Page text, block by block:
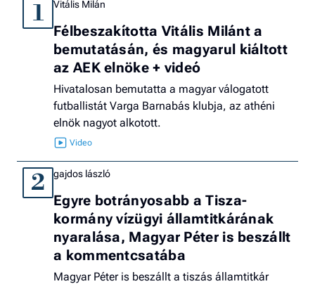
1 Vitális Milán
Félbeszakította Vitális Milánt a
bemutatásán, és magyarul kiáltott
az AEK elnöke + videó
Hivatalosan bemutatta a magyar válogatott
futballistát Varga Barnabás klubja, az athéni
elnök nagyot alkotott.
2 gajdos lászló
Egyre botrányosabb a Tisza-
kormány vízügyi államtitkárának
nyaralása, Magyar Péter is beszállt
a kommentcsatába
Magyar Péter is beszállt a tiszás államtitkár